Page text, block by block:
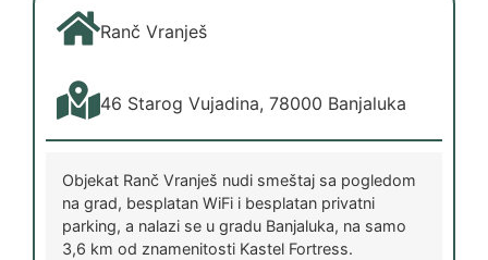
Ranč Vranješ
46 Starog Vujadina, 78000 Banjaluka
Objekat Ranč Vranješ nudi smeštaj sa pogledom
na grad, besplatan WiFi i besplatan privatni
parking, a nalazi se u gradu Banjaluka, na samo
3,6 km od znamenitosti Kastel Fortress.